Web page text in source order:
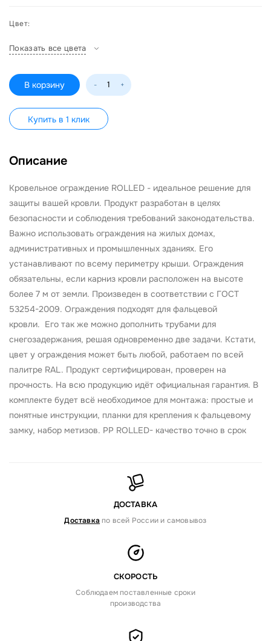
Цвет:
Показать все цвета
В корзину - +
Купить в 1 клик
Описание
Кровельное ограждение ROLLED - идеальное решение для
защиты вашей кровли. Продукт разработан в целях
безопасности и соблюдения требований законодательства.
Важно использовать ограждения на жилых домах,
административных и промышленных зданиях. Его
устанавливают по всему периметру крыши. Ограждения
обязательны, если карниз кровли расположен на высоте
более 7 м от земли. Произведен в соответствии с ГОСТ
53254-2009. Ограждения подходят для фальцевой
кровли. Его так же можно дополнить трубами для
снегозадержания, решая одновременно две задачи. Кстати,
цвет у ограждения может быть любой, работаем по всей
палитре RAL. Продукт сертифицирован, проверен на
прочность. На всю продукцию идёт официальная гарантия. В
комплекте будет всё необходимое для монтажа: простые и
понятные инструкции, планки для крепления к фальцевому
замку, набор метизов. PP ROLLED- качество точно в срок
ДОСТАВКА
Доставка по всей России и самовывоз
СКОРОСТЬ
Соблюдаем поставленные сроки
производства